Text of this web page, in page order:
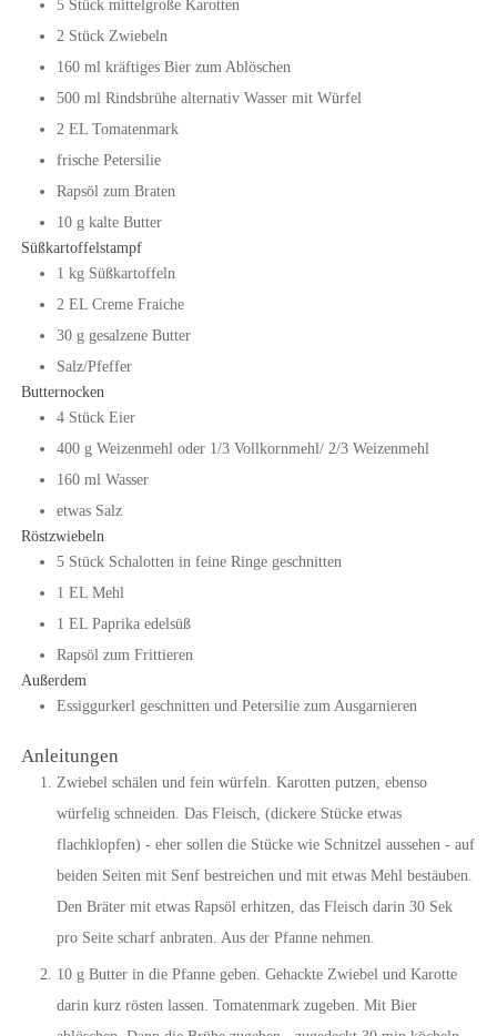
5 Stück mittelgroße Karotten
2 Stück Zwiebeln
160 ml kräftiges Bier zum Ablöschen
500 ml Rindsbrühe alternativ Wasser mit Würfel
2 EL Tomatenmark
frische Petersilie
Rapsöl zum Braten
10 g kalte Butter
Süßkartoffelstampf
1 kg Süßkartoffeln
2 EL Creme Fraiche
30 g gesalzene Butter
Salz/Pfeffer
Butternocken
4 Stück Eier
400 g Weizenmehl oder 1/3 Vollkornmehl/ 2/3 Weizenmehl
160 ml Wasser
etwas Salz
Röstzwiebeln
5 Stück Schalotten in feine Ringe geschnitten
1 EL Mehl
1 EL Paprika edelsüß
Rapsöl zum Frittieren
Außerdem
Essiggurkerl geschnitten und Petersilie zum Ausgarnieren
Anleitungen
Zwiebel schälen und fein würfeln. Karotten putzen, ebenso
würfelig schneiden. Das Fleisch, (dickere Stücke etwas
flachklopfen) - eher sollen die Stücke wie Schnitzel aussehen - auf
beiden Seiten mit Senf bestreichen und mit etwas Mehl bestäuben.
Den Bräter mit etwas Rapsöl erhitzen, das Fleisch darin 30 Sek
pro Seite scharf anbraten. Aus der Pfanne nehmen.
10 g Butter in die Pfanne geben. Gehackte Zwiebel und Karotte
darin kurz rösten lassen. Tomatenmark zugeben. Mit Bier